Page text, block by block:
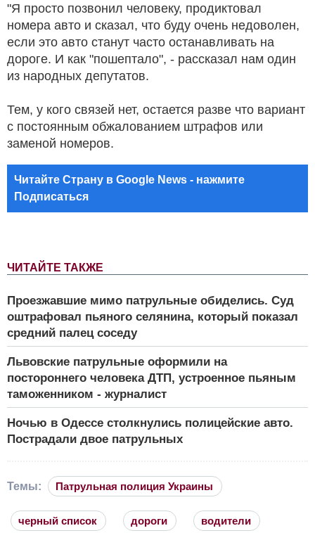
ЧИТАЙТЕ ТАКЖЕ
Проезжавшие мимо патрульные обиделись. Суд
оштрафовал пьяного селянина, который показал
средний палец соседу
Львовские патрульные оформили на
постороннего человека ДТП, устроенное пьяным
таможенником - журналист
Ночью в Одессе столкнулись полицейские авто.
Пострадали двое патрульных
"Я просто позвонил человеку, продиктовал
номера авто и сказал, что буду очень недоволен,
если это авто станут часто останавливать на
дороге. И как "пошептало", - рассказал нам один
из народных депутатов.
Тем, у кого связей нет, остается разве что вариант
с постоянным обжалованием штрафов или
заменой номеров.
Читайте Страну в Google News - нажмите
Подписаться
Темы: Патрульная полиция Украины
черный список дороги водители